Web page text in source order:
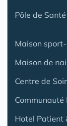
Pôle de Santé
Maison
Maison de
Centre de
Hotel Patient